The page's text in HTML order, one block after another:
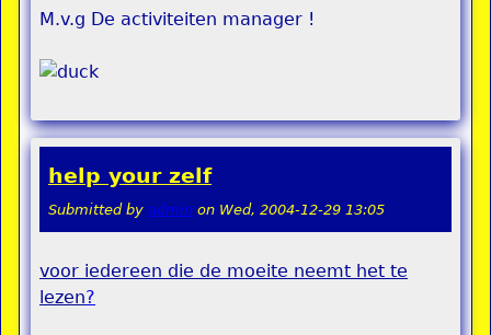
M.v.g De activiteiten manager !
help your zelf
Submitted by admin on Wed, 2004-12-29 13:05
voor iedereen die de moeite neemt het te
lezen?